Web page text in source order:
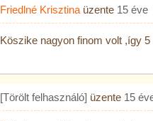
Friedlné Krisztina üzente 15 éve
Köszike nagyon finom volt ,így
[Törölt felhasználó] üzente 15